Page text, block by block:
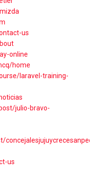
us
online
home
laravel-training-
julio-bravo-
us